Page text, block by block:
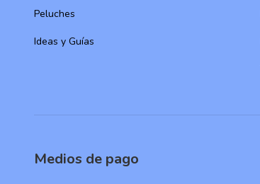
Peluches
Ideas y Guías
Medios de pago